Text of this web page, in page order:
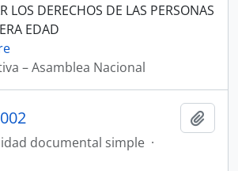
LOS DERECHOS DE LAS PERSONAS
EDAD
– Asamblea Nacional
documental simple ·